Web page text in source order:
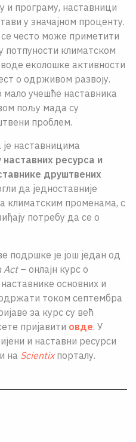
и програму, наставници
у значајном проценту.
често може приметити
потпуности климатском
еколошке активности
о одрживом развоју.
мало учешће наставника
пољу мада су
проблем.
је наставницима
ресурса и
друштвених
да једноставније
климатским променама, с
потребу да се о
подршке је још један од
Act– онлајн курс о
основних и
током септембра
за курс су већ
пријавити овде. У
и наставни ресурси
на Scientixпорталу.